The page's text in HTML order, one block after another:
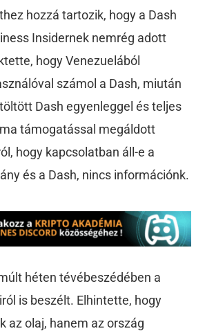
hozzá tartozik, hogy a Dash
Insidernek nemrég adott
hogy Venezuelából
számol a Dash, miután
Dash egyenleggel és teljes
támogatással megáldott
hogy kapcsolatban áll-e a
és a Dash, nincs információnk.
héten tévébeszédében a
is beszélt. Elhintette, hogy
az olaj, hanem az ország